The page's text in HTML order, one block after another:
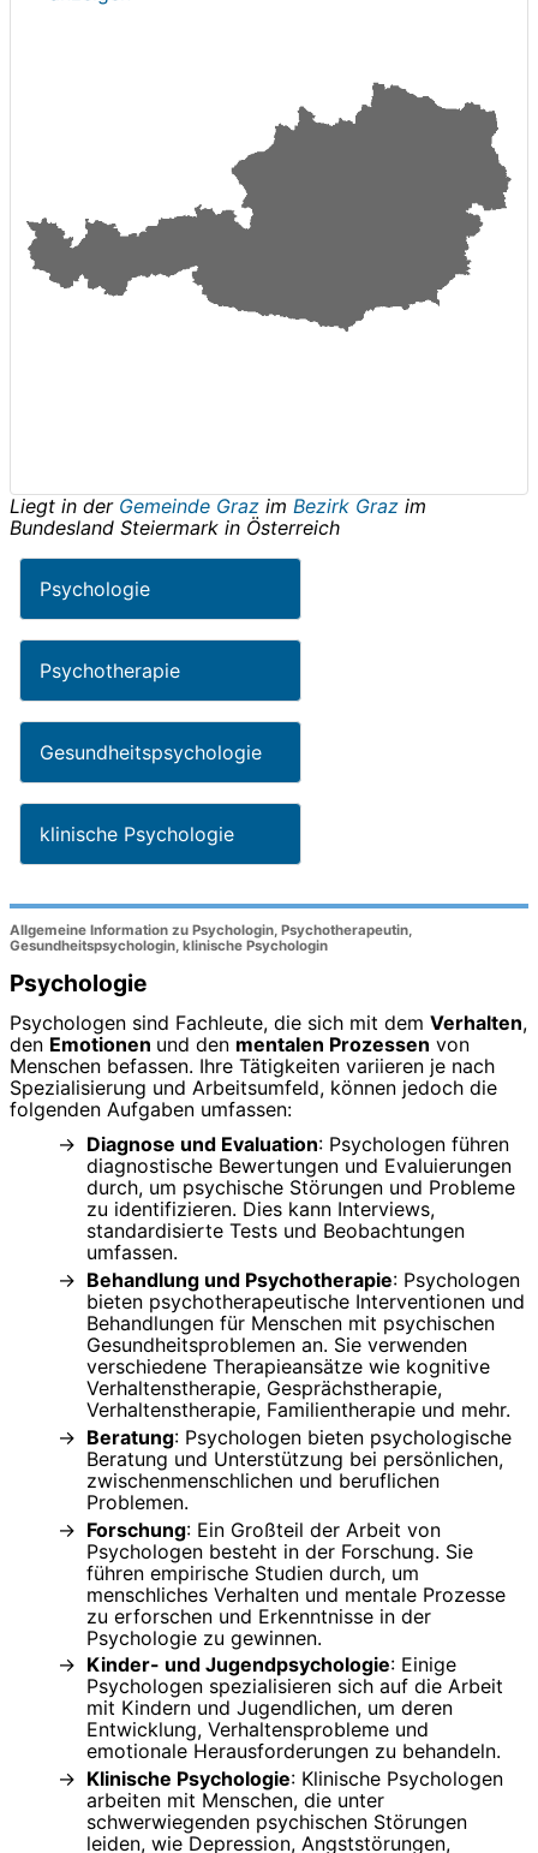
Liegt in der Gemeinde Graz im Bezirk Graz im
Bundesland Steiermark in Österreich
Psychologie
Psychotherapie
Gesundheitspsychologie
klinische Psychologie
Allgemeine Information zu Psychologin, Psychotherapeutin,
Gesundheitspsychologin, klinische Psychologin
Psychologie
Psychologen sind Fachleute, die sich mit dem Verhalten,
den Emotionen und den mentalen Prozessen von
Menschen befassen. Ihre Tätigkeiten variieren je nach
Spezialisierung und Arbeitsumfeld, können jedoch die
folgenden Aufgaben umfassen:
Diagnose und Evaluation: Psychologen führen
diagnostische Bewertungen und Evaluierungen
durch, um psychische Störungen und Probleme
zu identifizieren. Dies kann Interviews,
standardisierte Tests und Beobachtungen
umfassen.
Behandlung und Psychotherapie: Psychologen
bieten psychotherapeutische Interventionen und
Behandlungen für Menschen mit psychischen
Gesundheitsproblemen an. Sie verwenden
verschiedene Therapieansätze wie kognitive
Verhaltenstherapie, Gesprächstherapie,
Verhaltenstherapie, Familientherapie und mehr.
Beratung: Psychologen bieten psychologische
Beratung und Unterstützung bei persönlichen,
zwischenmenschlichen und beruflichen
Problemen.
Forschung: Ein Großteil der Arbeit von
Psychologen besteht in der Forschung. Sie
führen empirische Studien durch, um
menschliches Verhalten und mentale Prozesse
zu erforschen und Erkenntnisse in der
Psychologie zu gewinnen.
Kinder- und Jugendpsychologie: Einige
Psychologen spezialisieren sich auf die Arbeit
mit Kindern und Jugendlichen, um deren
Entwicklung, Verhaltensprobleme und
emotionale Herausforderungen zu behandeln.
Klinische Psychologie: Klinische Psychologen
arbeiten mit Menschen, die unter
schwerwiegenden psychischen Störungen
leiden, wie Depression, Angststörungen,